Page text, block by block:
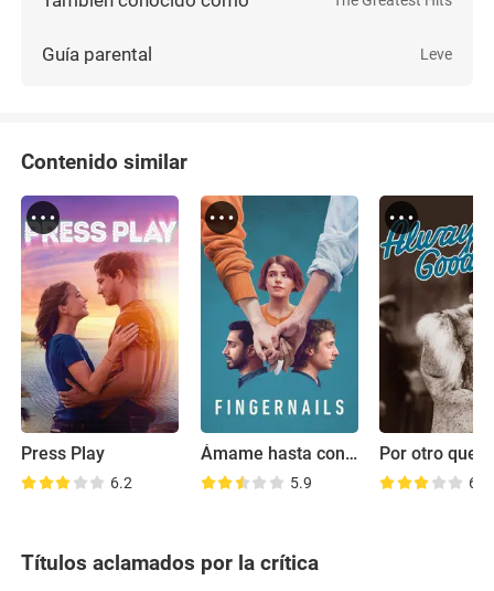
Guía parental Leve
Contenido similar
Press Play
6.2
Ámame hasta con las uñas
5.9
Por otro
6.7
Títulos aclamados por la crítica